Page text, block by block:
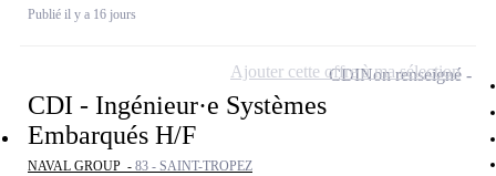
Publié il y a 16 jours
CDI - Ingénieur·e Systèmes
Embarqués H/F
NAVAL GROUP - 83 - SAINT-TROPEZ
CDINon renseigné
Ajouter cette offre à ma sélection